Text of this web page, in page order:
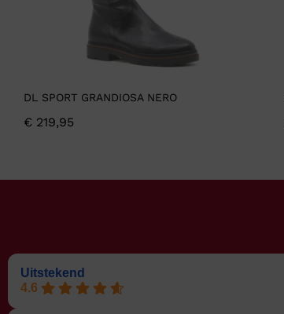
DL SPORT GRANDIOSA NERO
€ 219,95
Uitstekend
4.6